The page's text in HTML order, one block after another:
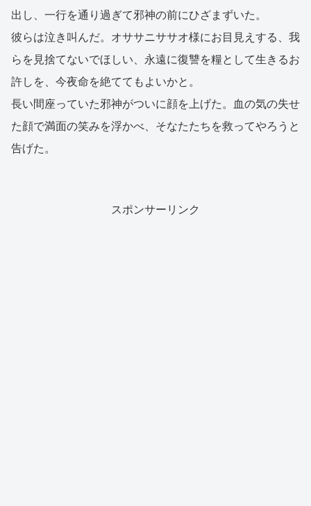
出し、一行を通り過ぎて邪神の前にひざまずいた。
彼らは泣き叫んだ。オササニササオ様にお目見えする、我
らを見捨てないでほしい、永遠に復讐を糧として生きるお
許しを、今夜命を絶ててもよいかと。
長い間座っていた邪神がついに顔を上げた。血の気の失せ
た顔で満面の笑みを浮かべ、そなたたちを救ってやろうと
告げた。
スポンサーリンク